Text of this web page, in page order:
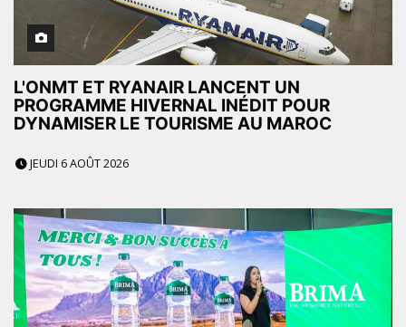
L'ONMT ET RYANAIR LANCENT UN
PROGRAMME HIVERNAL INÉDIT POUR
DYNAMISER LE TOURISME AU MAROC
JEUDI 6 AOÛT 2026